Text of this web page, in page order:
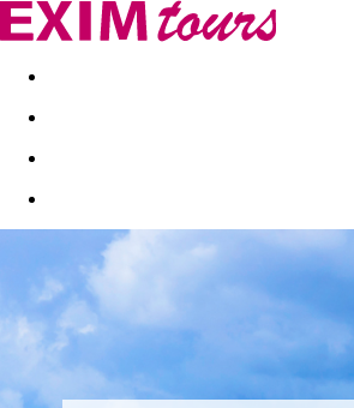
Akční nabídky Last minute